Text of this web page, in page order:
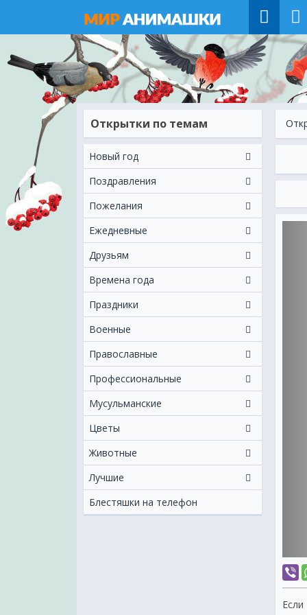
Открытки по темам
Новый год
Поздравления
Пожелания
Ежeдневные
Друзьям
Времена года
Праздники
Военные
Православные
Профессиональные
Мусульманские
Цветы
Животные
Лучшие
Блестяшки на телефон